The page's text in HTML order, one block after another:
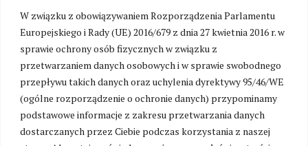
W związku z obowiązywaniem Rozporządzenia Parlamentu
Europejskiego i Rady (UE) 2016/679 z dnia 27 kwietnia 2016 r. w
sprawie ochrony osób fizycznych w związku z
przetwarzaniem danych osobowych i w sprawie swobodnego
przepływu takich danych oraz uchylenia dyrektywy 95/46/WE
(ogólne rozporządzenie o ochronie danych) przypominamy
podstawowe informacje z zakresu przetwarzania danych
dostarczanych przez Ciebie podczas korzystania z naszej